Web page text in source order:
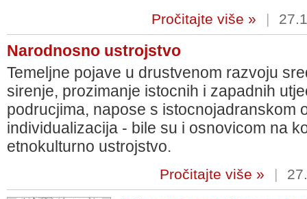
Pročitajte više » |
Narodnosno ustrojstvo
Temeljne pojave u drustvenom razvoju
sirenje, prozimanje istocnih i zapadnih
podrucjima, napose s istocnojadranskom
individualizacija - bile su i osnovicom na
etnokulturno ustrojstvo.
Pročitajte više » |